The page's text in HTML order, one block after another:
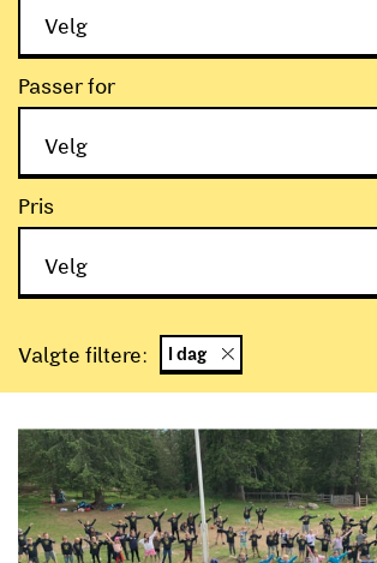
Velg
Passer for
Velg
Pris
Velg
Valgte filtere: I dag